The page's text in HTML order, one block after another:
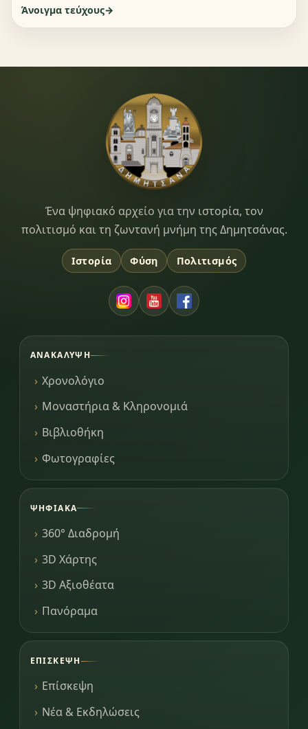
Άνοιγμα τεύχους
Dimitsana.gr
Ένα ψηφιακό αρχείο για την ιστορία, τον
πολιτισμό και τη ζωντανή μνήμη της Δημητσάνας.
Ιστορία Φύση Πολιτισμός
ΑΝΑΚΆΛΥΨΗ
Χρονολόγιο
Μοναστήρια & Κληρονομιά
Βιβλιοθήκη
Φωτογραφίες
ΨΗΦΙΑΚΆ
360° Διαδρομή
3D Χάρτης
3D Αξιοθέατα
Πανόραμα
ΕΠΊΣΚΕΨΗ
Επίσκεψη
Νέα & Εκδηλώσεις